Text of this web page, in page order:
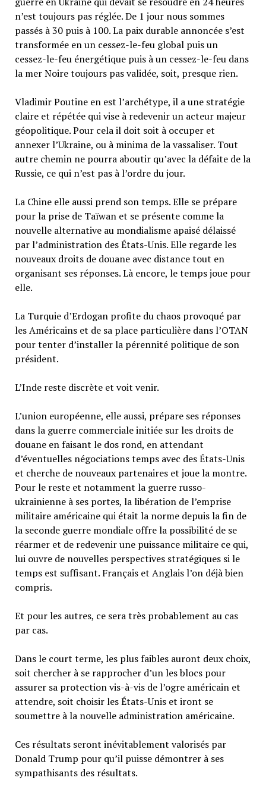
n’est toujours pas réglée. De 1 jour nous sommes
passés à 30 puis à 100. La paix durable annoncée s’est
transformée en un cessez-le-feu global puis un
cessez-le-feu énergétique puis à un cessez-le-feu dans
la mer Noire toujours pas validée, soit, presque rien.
Vladimir Poutine en est l’archétype, il a une stratégie
claire et répétée qui vise à redevenir un acteur majeur
géopolitique. Pour cela il doit soit à occuper et
annexer l’Ukraine, ou à minima de la vassaliser. Tout
autre chemin ne pourra aboutir qu’avec la défaite de la
Russie, ce qui n’est pas à l’ordre du jour.
La Chine elle aussi prend son temps. Elle se prépare
pour la prise de Taïwan et se présente comme la
nouvelle alternative au mondialisme apaisé délaissé
par l’administration des États-Unis. Elle regarde les
nouveaux droits de douane avec distance tout en
organisant ses réponses. Là encore, le temps joue pour
elle.
La Turquie d’Erdogan profite du chaos provoqué par
les Américains et de sa place particulière dans l’OTAN
pour tenter d’installer la pérennité politique de son
président.
L’Inde reste discrète et voit venir.
L’union européenne, elle aussi, prépare ses réponses
dans la guerre commerciale initiée sur les droits de
douane en faisant le dos rond, en attendant
d’éventuelles négociations temps avec des États-Unis
et cherche de nouveaux partenaires et joue la montre.
Pour le reste et notamment la guerre russo-
ukrainienne à ses portes, la libération de l’emprise
militaire américaine qui était la norme depuis la fin de
la seconde guerre mondiale offre la possibilité de se
réarmer et de redevenir une puissance militaire ce qui,
lui ouvre de nouvelles perspectives stratégiques si le
temps est suffisant. Français et Anglais l’on déjà bien
compris.
Et pour les autres, ce sera très probablement au cas
par cas.
Dans le court terme, les plus faibles auront deux choix,
soit chercher à se rapprocher d’un les blocs pour
assurer sa protection vis-à-vis de l’ogre américain et
attendre, soit choisir les États-Unis et iront se
soumettre à la nouvelle administration américaine.
Ces résultats seront inévitablement valorisés par
Donald Trump pour qu’il puisse démontrer à ses
sympathisants des résultats.